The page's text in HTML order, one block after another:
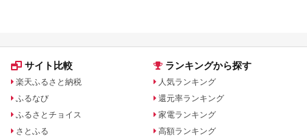
サイト比較
楽天ふるさと納税
ふるなび
ふるさとチョイス
さとふる
ランキングから探す
人気ランキング
還元率ランキング
家電ランキング
高額ランキング